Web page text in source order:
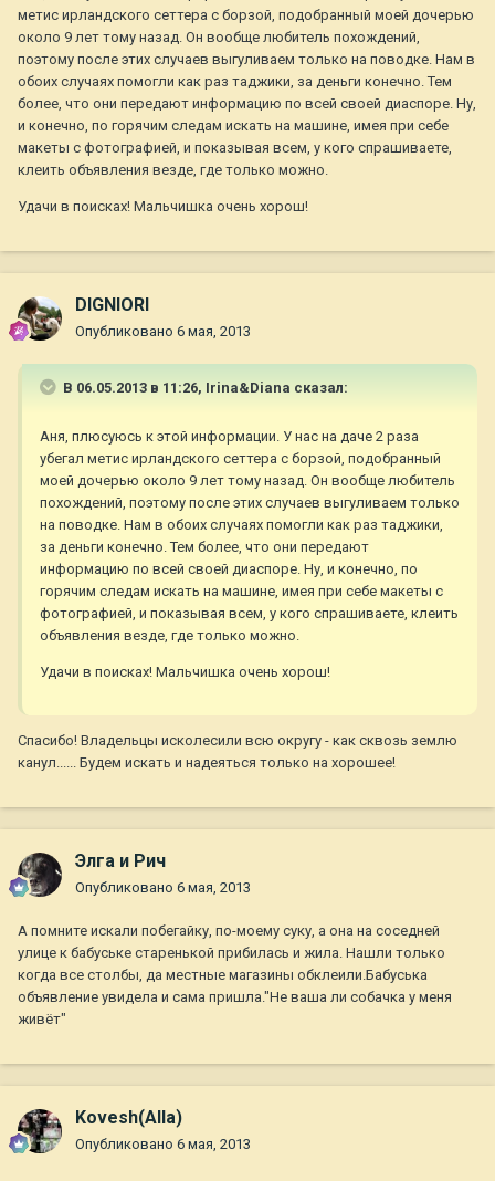
метис ирландского сеттера с борзой, подобранный моей дочерью
около 9 лет тому назад. Он вообще любитель похождений,
поэтому после этих случаев выгуливаем только на поводке. Нам в
обоих случаях помогли как раз таджики, за деньги конечно. Тем
более, что они передают информацию по всей своей диаспоре. Ну,
и конечно, по горячим следам искать на машине, имея при себе
макеты с фотографией, и показывая всем, у кого спрашиваете,
клеить объявления везде, где только можно.
Удачи в поисках! Мальчишка очень хорош!
DIGNIORI
Опубликовано 6 мая, 2013
В 06.05.2013 в 11:26, Irina&Diana сказал:
Аня, плюсуюсь к этой информации. У нас на даче 2 раза
убегал метис ирландского сеттера с борзой, подобранный
моей дочерью около 9 лет тому назад. Он вообще любитель
похождений, поэтому после этих случаев выгуливаем только
на поводке. Нам в обоих случаях помогли как раз таджики,
за деньги конечно. Тем более, что они передают
информацию по всей своей диаспоре. Ну, и конечно, по
горячим следам искать на машине, имея при себе макеты с
фотографией, и показывая всем, у кого спрашиваете, клеить
объявления везде, где только можно.
Удачи в поисках! Мальчишка очень хорош!
Спасибо! Владельцы исколесили всю округу - как сквозь землю
канул...... Будем искать и надеяться только на хорошее!
Элга и Рич
Опубликовано 6 мая, 2013
А помните искали побегайку, по-моему суку, а она на соседней
улице к бабуське старенькой прибилась и жила. Нашли только
когда все столбы, да местные магазины обклеили.Бабуська
объявление увидела и сама пришла."Не ваша ли собачка у меня
живёт"
Kovesh(Alla)
Опубликовано 6 мая, 2013